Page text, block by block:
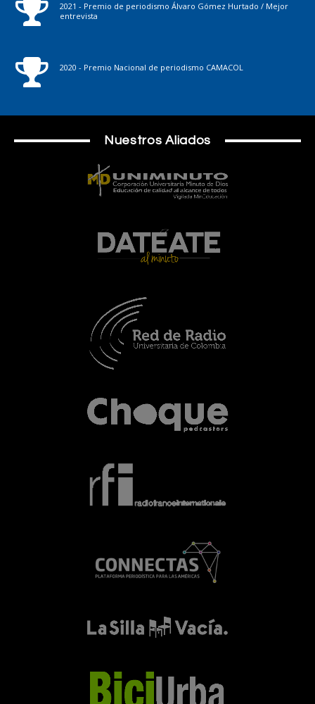
2021 - Premio de periodismo Álvaro Gómez Hurtado / Mejor
entrevista
2020 - Premio Nacional de periodismo CAMACOL
Nuestros Aliados